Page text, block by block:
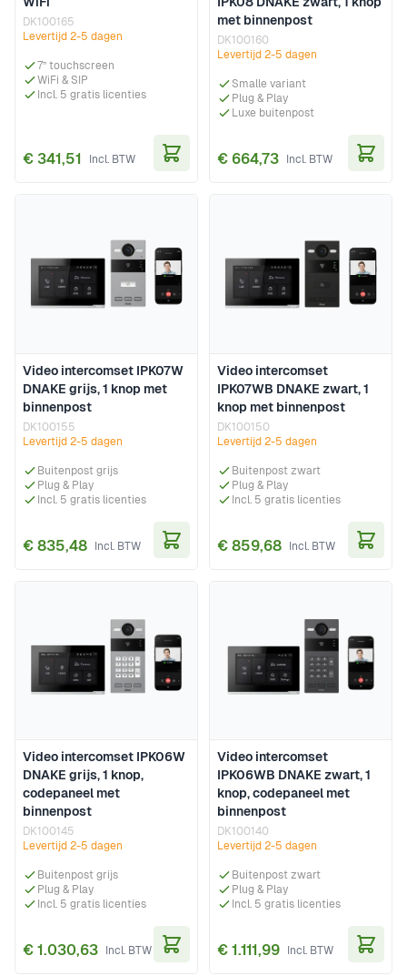
DK100165
Levertijd 2-5 dagen
7” touchscreen
WiFi & SIP
Incl. 5 gratis licenties
€ 341,51
met binnenpost
DK100160
Levertijd 2-5 dagen
Smalle variant
Plug & Play
Luxe buitenpost
€ 664,73
Video intercomset IPK07W
DNAKE grijs, 1 knop met
binnenpost
DK100155
Levertijd 2-5 dagen
Buitenpost grijs
Plug & Play
Incl. 5 gratis licenties
€ 835,48
Video intercomset
IPK07WB DNAKE zwart, 1
knop met binnenpost
DK100150
Levertijd 2-5 dagen
Buitenpost zwart
Plug & Play
Incl. 5 gratis licenties
€ 859,68
Video intercomset IPK06W
DNAKE grijs, 1 knop,
codepaneel met
binnenpost
DK100145
Levertijd 2-5 dagen
Buitenpost grijs
Plug & Play
Incl. 5 gratis licenties
€ 1.030,63
Video intercomset
IPK06WB DNAKE zwart, 1
knop, codepaneel met
binnenpost
DK100140
Levertijd 2-5 dagen
Buitenpost zwart
Plug & Play
Incl. 5 gratis licenties
€ 1.111,99